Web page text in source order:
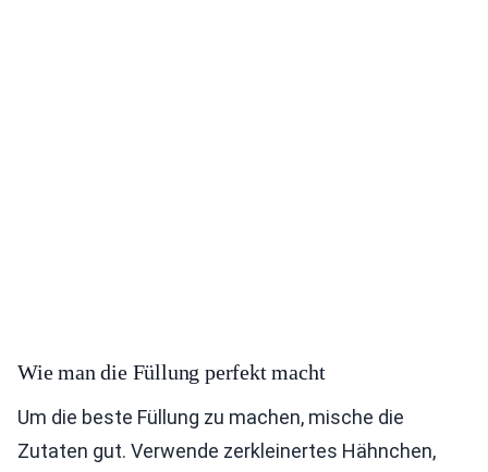
Wie man die Füllung perfekt macht
Um die beste Füllung zu machen, mische die
Zutaten gut. Verwende zerkleinertes Hähnchen,